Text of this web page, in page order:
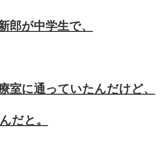
が中学生で、
室に通っていたんだけど、
だと。